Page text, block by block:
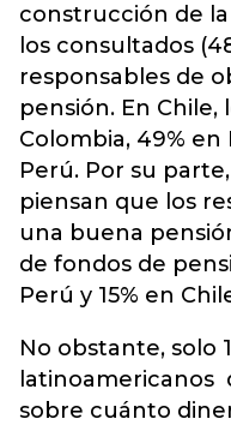
construcción de
los consultados
responsables de
pensión. En Chile,
Colombia, 49% en
Perú. Por su
piensan que los
una buena
de fondos de
Perú y 15% en
No obstante, solo
latinoamericanos
sobre cuánto